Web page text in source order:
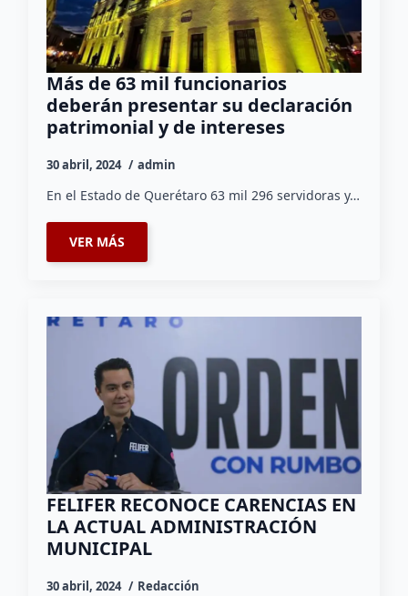
Más de 63 mil funcionarios
deberán presentar su declaración
patrimonial y de intereses
30 abril, 2024 admin
En el Estado de Querétaro 63 mil 296 servidoras y…
VER MÁS
FELIFER RECONOCE CARENCIAS EN
LA ACTUAL ADMINISTRACIÓN
MUNICIPAL
30 abril, 2024 Redacción